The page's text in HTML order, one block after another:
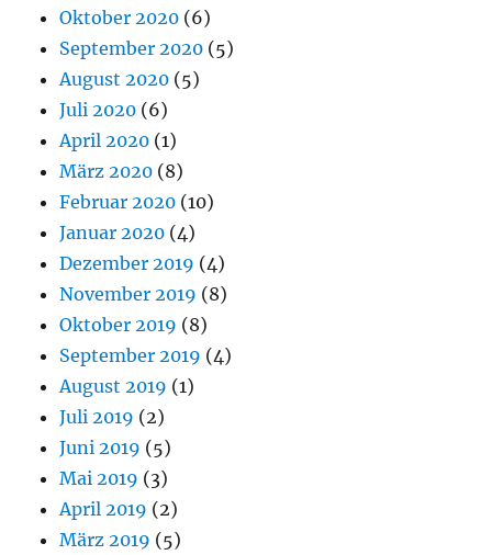
Oktober 2020 (6)
September 2020 (5)
August 2020 (5)
Juli 2020 (6)
April 2020 (1)
März 2020 (8)
Februar 2020 (10)
Januar 2020 (4)
Dezember 2019 (4)
November 2019 (8)
Oktober 2019 (8)
September 2019 (4)
August 2019 (1)
Juli 2019 (2)
Juni 2019 (5)
Mai 2019 (3)
April 2019 (2)
März 2019 (5)